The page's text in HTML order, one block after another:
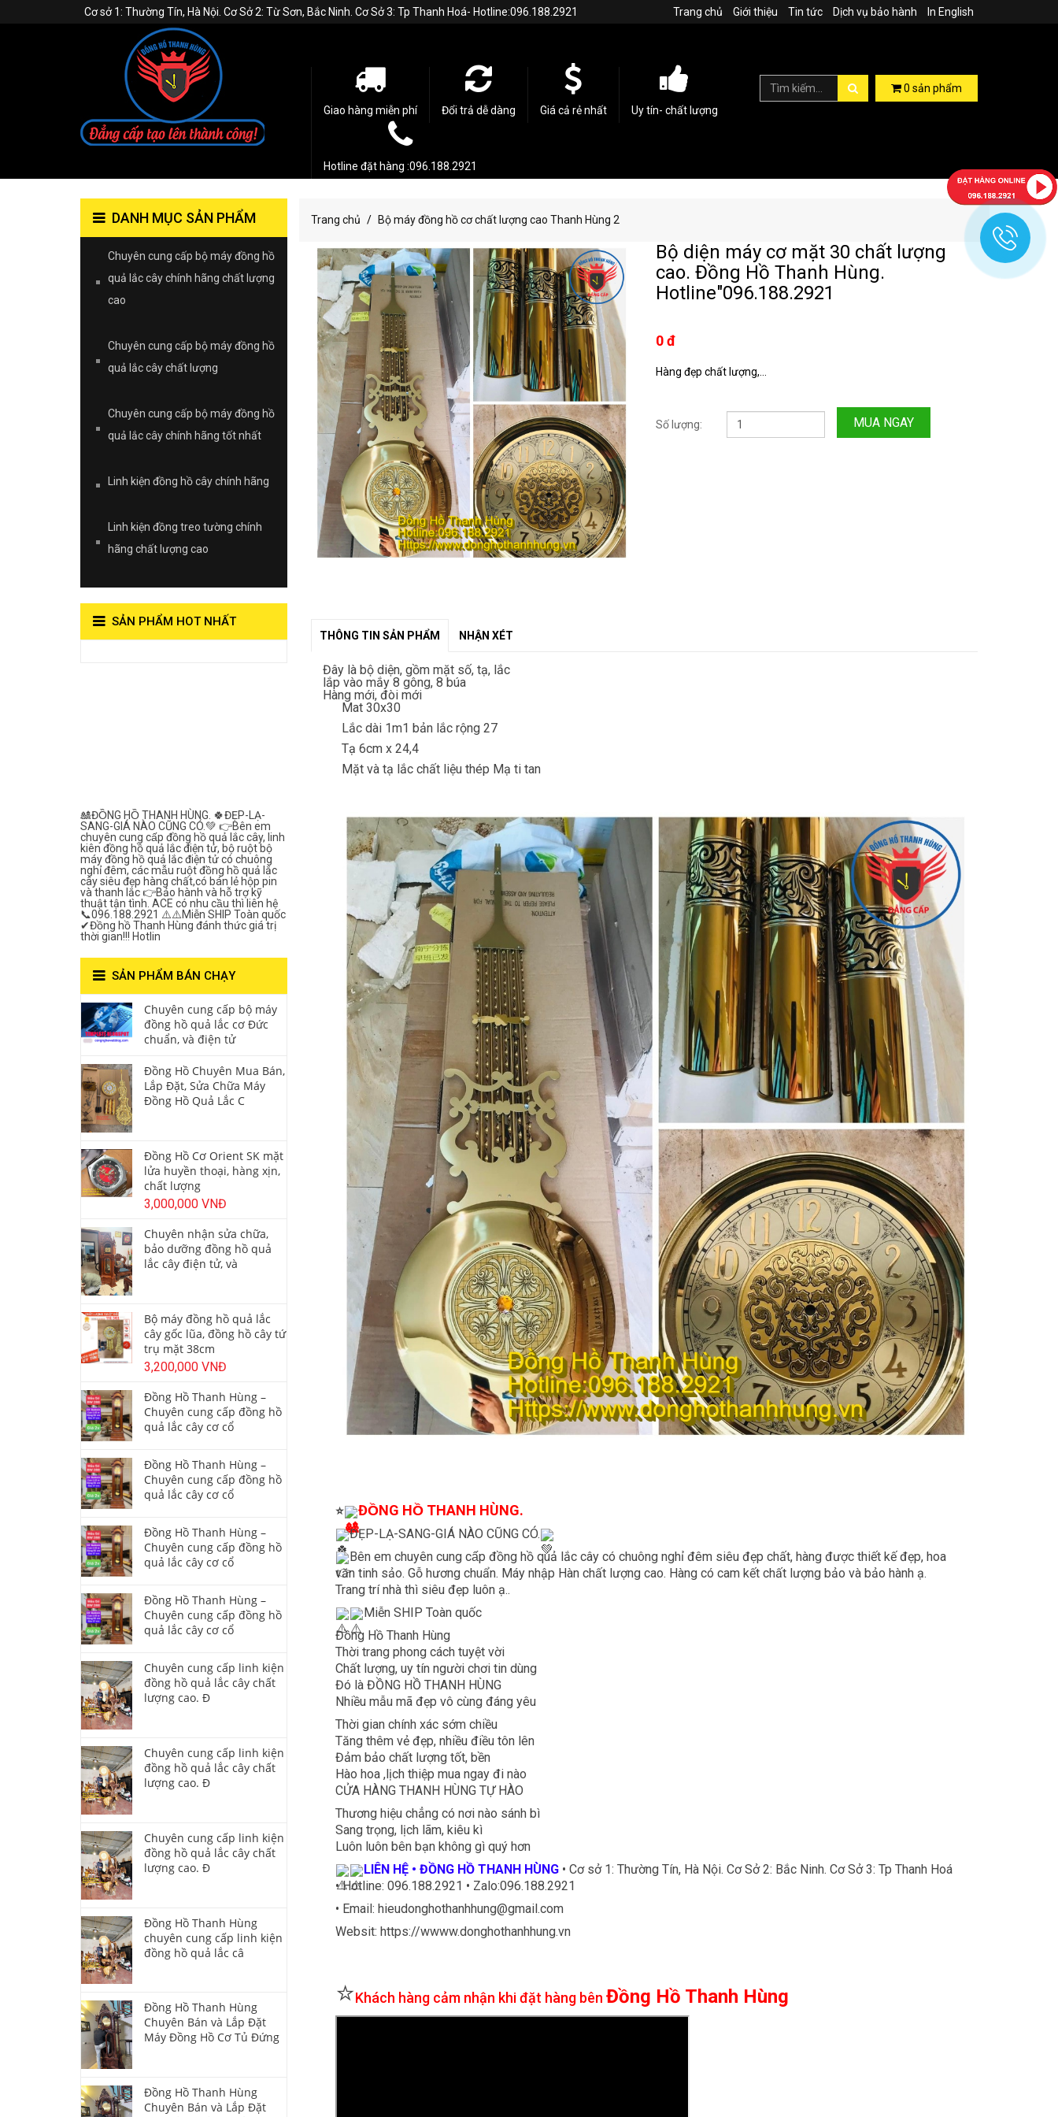
Trang chủ Giới thiệu Tin tức Dịch vụ bảo hành In English
Cơ sở 1: Thường Tín, Hà Nội. Cơ Sở 2: Từ Sơn, Bắc Ninh. Cơ Sở 3: Tp Thanh Hoá- Hotline:096.188.2921
Giao hàng miễn phí Đổi trả dễ dàng Giá cả rẻ nhất Uy tín- chất lượng
Hotline đặt hàng :096.188.2921
0 sản phẩm
Trang chủ Bộ máy đồng hồ cơ chất lượng cao Thanh Hùng 2
Bộ diện máy cơ mặt 30 chất lượng
cao. Đồng Hồ Thanh Hùng.
Hotline"096.188.2921
0 đ
Hàng đẹp chất lượng,...
Số lượng: MUA NGAY
THÔNG TIN SẢN PHẨM NHẬN XÉT
Đây là bộ diện, gồm mặt số, tạ, lắc
lắp vào mắy 8 gông, 8 búa
Hàng mới, đòi mới
Mat 30x30
Lắc dài 1m1 bản lắc rộng 27
Tạ 6cm x 24,4
Mặt và tạ lắc chất liệu thép Mạ ti tan
⭐ ĐỒNG HỒ THANH HÙNG.
ĐẸP-LẠ-SANG-GIÁ NÀO CŨNG CÓ.
Bên em chuyên cung cấp đồng hồ quả lắc cây có chuông nghỉ đêm siêu đẹp chất, hàng được thiết kế đẹp, hoa
văn tinh sảo. Gỗ hương chuẩn. Máy nhập Hàn chất lượng cao. Hàng có cam kết chất lượng bảo và bảo hành ạ.
Trang trí nhà thì siêu đẹp luôn ạ..
Miễn SHIP Toàn quốc
Đồng Hồ Thanh Hùng
Thời trang phong cách tuyệt vời
Chất lượng, uy tín người chơi tin dùng
Đó là ĐỒNG HỒ THANH HÙNG
Nhiều mẫu mã đẹp vô cùng đáng yêu
Thời gian chính xác sớm chiều
Tăng thêm vẻ đẹp, nhiều điều tôn lên
Đảm bảo chất lượng tốt, bền
Hào hoa ,lịch thiệp mua ngay đi nào
CỬA HÀNG THANH HÙNG TỰ HÀO
Thương hiệu chẳng có nơi nào sánh bì
Sang trọng, lịch lãm, kiêu kì
Luôn luôn bên bạn không gì quý hơn
LIÊN HỆ • ĐỒNG HỒ THANH HÙNG• Cơ sở 1: Thường Tín, Hà Nội. Cơ Sở 2: Bắc Ninh. Cơ Sở 3: Tp Thanh Hoá
• Hotline: 096.188.2921 • Zalo:096.188.2921
• Email: hieudonghothanhhung@gmail.com
Websit: https://wwww.donghothanhhung.vn
⭐Khách hàng cảm nhận khi đặt hàng bên Đồng Hồ Thanh Hùng
DANH MỤC SẢN PHẨM
Chuyên cung cấp bộ máy đồng hồ
quả lắc cây chính hãng chất lượng
cao
Chuyên cung cấp bộ máy đồng hồ
quả lắc cây chất lượng
Chuyên cung cấp bộ máy đồng hồ
quả lắc cây chính hãng tốt nhất
Linh kiện đồng hồ cây chính hãng
Linh kiện đồng treo tường chính
hãng chất lượng cao
SẢN PHẨM HOT NHẤT
🎎ĐỒNG HỒ THANH HÙNG. 🍀ĐẸP-LẠ-
SANG-GIÁ NÀO CŨNG CÓ.💚 👉Bên em
chuyên cung cấp đồng hồ quả lắc cây, linh
kiên đồng hồ quả lắc điện tử, bộ ruột bộ
máy đồng hồ quả lắc điện tử có chuông
nghỉ đêm, các mẫu ruột đồng hồ quả lắc
cây siêu đẹp hàng chất,có bán lẻ hộp pin
và thanh lắc 👉Bảo hành và hỗ trợ kỹ
thuật tận tình. ACE có nhu cầu thì liên hệ
📞096.188.2921 ⚠️⚠️Miễn SHIP Toàn quốc
✔Đồng hồ Thanh Hùng đánh thức giá trị
thời gian!!! Hotlin
SẢN PHẨM BÁN CHẠY
Chuyên cung cấp bộ máy
đồng hồ quả lắc cơ Đức
chuẩn, và điện tử
Đồng Hồ Chuyên Mua Bán,
Lắp Đặt, Sửa Chữa Máy
Đồng Hồ Quả Lắc C
Đồng Hồ Cơ Orient SK mặt
lửa huyền thoại, hàng xịn,
chất lượng
3,000,000 VNĐ
Chuyên nhận sửa chữa,
bảo dưỡng đồng hồ quả
lắc cây điện tử, và
Bộ máy đồng hồ quả lắc
cây gốc lũa, đồng hồ cây tứ
trụ mặt 38cm
3,200,000 VNĐ
Đồng Hồ Thanh Hùng –
Chuyên cung cấp đồng hồ
quả lắc cây cơ cổ
Đồng Hồ Thanh Hùng –
Chuyên cung cấp đồng hồ
quả lắc cây cơ cổ
Đồng Hồ Thanh Hùng –
Chuyên cung cấp đồng hồ
quả lắc cây cơ cổ
Đồng Hồ Thanh Hùng –
Chuyên cung cấp đồng hồ
quả lắc cây cơ cổ
Chuyên cung cấp linh kiện
đồng hồ quả lắc cây chất
lượng cao. Đ
Chuyên cung cấp linh kiện
đồng hồ quả lắc cây chất
lượng cao. Đ
Chuyên cung cấp linh kiện
đồng hồ quả lắc cây chất
lượng cao. Đ
Đồng Hồ Thanh Hùng
chuyên cung cấp linh kiện
đồng hồ quả lắc câ
Đồng Hồ Thanh Hùng
Chuyên Bán và Lắp Đặt
Máy Đồng Hồ Cơ Tủ Đứng
Đồng Hồ Thanh Hùng
Chuyên Bán và Lắp Đặt